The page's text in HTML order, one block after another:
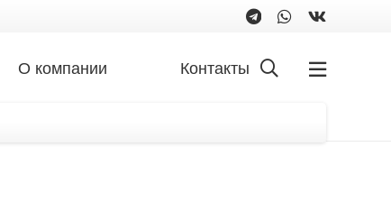
О компании Контакты